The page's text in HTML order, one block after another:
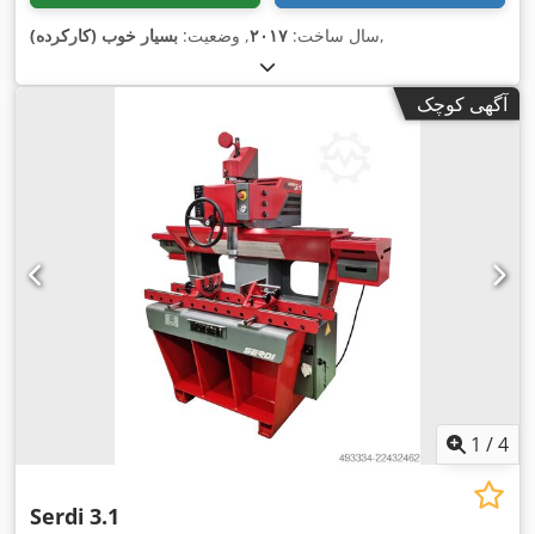
سال ساخت: ۲۰۱۷, وضعیت: بسیار خوب (کارکرده) ,
آگهی کوچک
1 /4
Serdi 3.1